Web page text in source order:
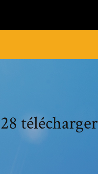
télécharger